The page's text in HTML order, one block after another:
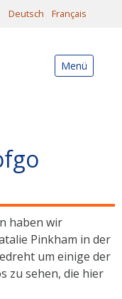
Deutsch Français
Menü
haben wir
Pinkham in der
um einige der
zu sehen, die hier